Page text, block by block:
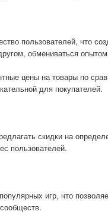
пользователей, что
обмениваться
цены на товары по
для покупателей.
скидки на
пользователей.
игр, что